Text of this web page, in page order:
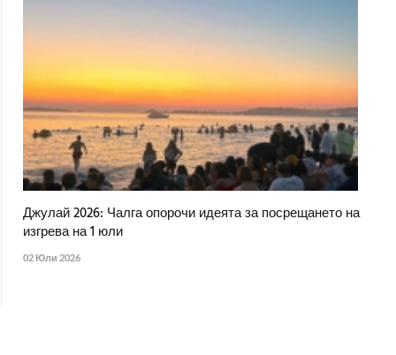
Джулай 2026: Чалга опорочи идеята за посрещането на
изгрева на 1 юли
02 Юли 2026